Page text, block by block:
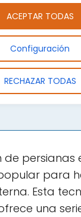
Configuración
RECHAZAR TODAS
ACEPTAR TODAS
de persianas
para
Esta
una